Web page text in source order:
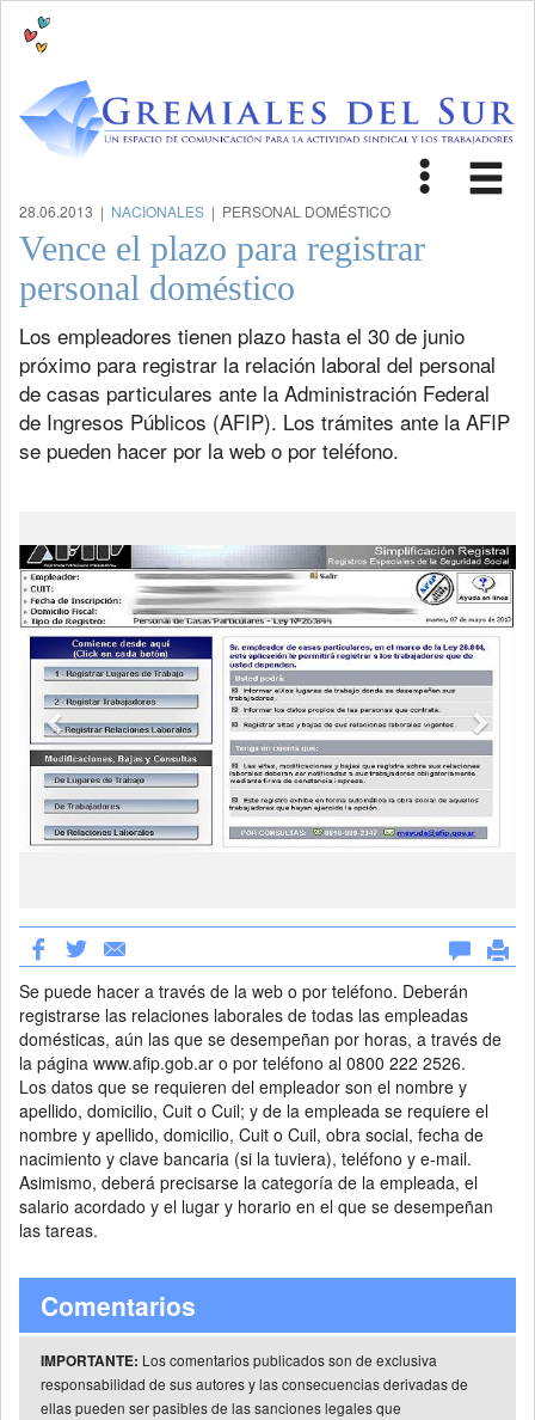
Toggle
28.06.2013 | NACIONALES | PERSONAL DOMÉSTICO
Vence el plazo para registrar
personal doméstico
Los empleadores tienen plazo hasta el 30 de junio
próximo para registrar la relación laboral del personal
de casas particulares ante la Administración Federal
de Ingresos Públicos (AFIP). Los trámites ante la AFIP
se pueden hacer por la web o por teléfono.
Se puede hacer a través de la web o por teléfono. Deberán
registrarse las relaciones laborales de todas las empleadas
domésticas, aún las que se desempeñan por horas, a través de
la página www.afip.gob.ar o por teléfono al 0800 222 2526.
Los datos que se requieren del empleador son el nombre y
apellido, domicilio, Cuit o Cuil; y de la empleada se requiere el
nombre y apellido, domicilio, Cuit o Cuil, obra social, fecha de
nacimiento y clave bancaria (si la tuviera), teléfono y e-mail.
Asimismo, deberá precisarse la categoría de la empleada, el
salario acordado y el lugar y horario en el que se desempeñan
las tareas.
Comentarios
IMPORTANTE: Los comentarios publicados son de exclusiva
responsabilidad de sus autores y las consecuencias derivadas de
ellas pueden ser pasibles de las sanciones legales que